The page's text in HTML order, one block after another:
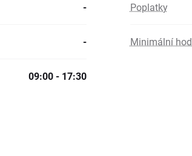
- Poplatky
- Minimální
09:00 - 17:30